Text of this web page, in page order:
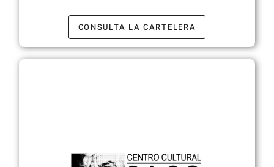
CONSULTA LA CARTELERA